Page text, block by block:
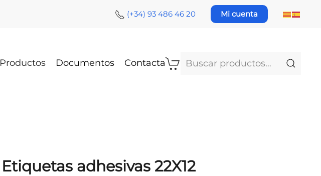
(+34) 93 486 46 20 Mi cuenta
Productos Documentos Contacta
Buscar
Etiquetas adhesivas 22X12